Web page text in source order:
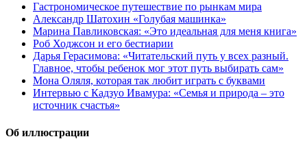
Гастрономическое путешествие по рынкам мира
Александр Шатохин «Голубая машинка»
Марина Павликовская: «Это идеальная для меня книга»
Роб Ходжсон и его бестиарии
Дарья Герасимова: «Читательский путь у всех разный.
Главное, чтобы ребенок мог этот путь выбирать сам»
Мона Оляля, которая так любит играть с буквами
Интервью с Кадзуо Ивамура: «Семья и природа – это
источник счастья»
Об иллюстрации